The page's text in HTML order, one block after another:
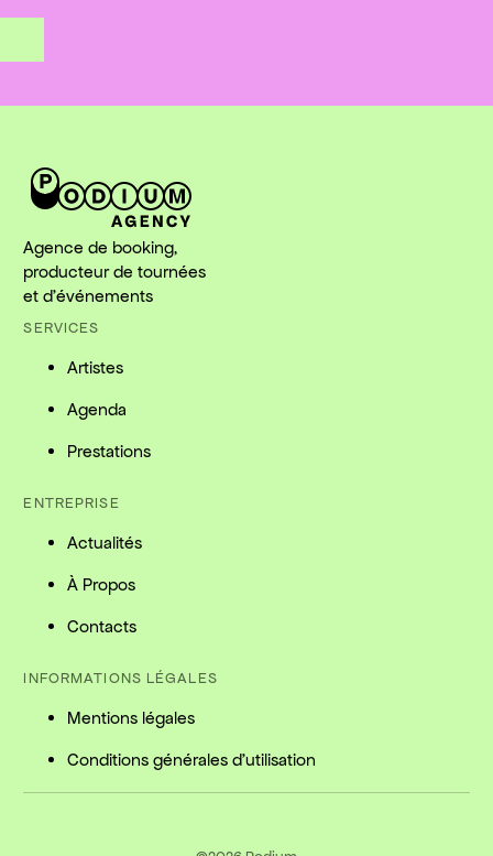
Agence de booking,
producteur de tournées
et d'événements
SERVICES
Artistes
Agenda
Prestations
ENTREPRISE
Actualités
À Propos
Contacts
INFORMATIONS LÉGALES
Mentions légales
Conditions générales d'utilisation